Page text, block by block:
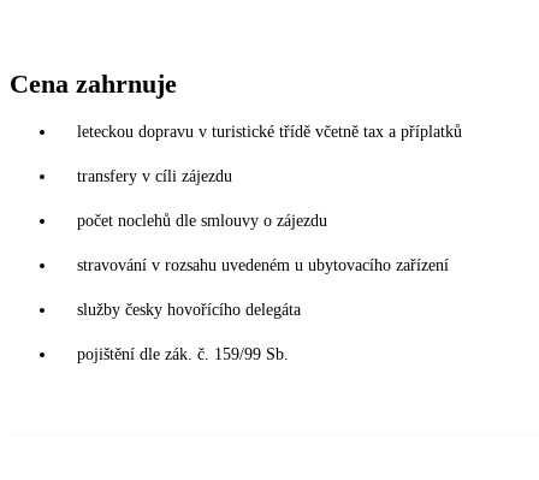
Cena zahrnuje
leteckou dopravu v turistické třídě včetně tax a příplatků
transfery v cíli zájezdu
počet noclehů dle smlouvy o zájezdu
stravování v rozsahu uvedeném u ubytovacího zařízení
služby česky hovořícího delegáta
pojištění dle zák. č. 159/99 Sb.